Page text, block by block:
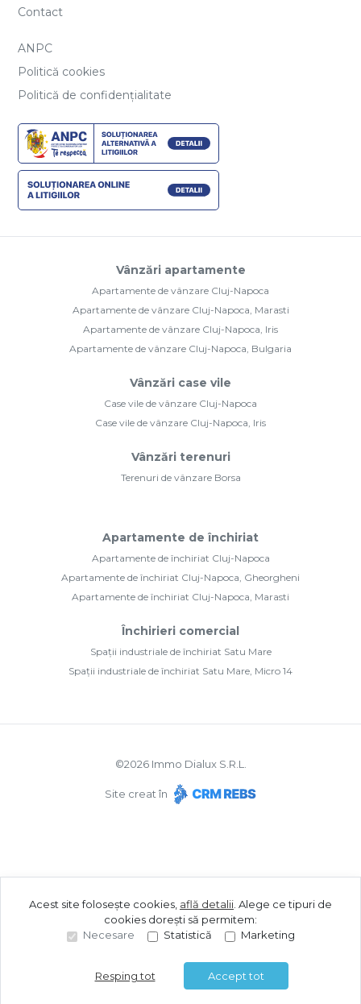
Contact
ANPC
Politică cookies
Politică de confidențialitate
Vânzări apartamente
Apartamente de vânzare Cluj-Napoca
Apartamente de vânzare Cluj-Napoca, Marasti
Apartamente de vânzare Cluj-Napoca, Iris
Apartamente de vânzare Cluj-Napoca, Bulgaria
Vânzări case vile
Case vile de vânzare Cluj-Napoca
Case vile de vânzare Cluj-Napoca, Iris
Vânzări terenuri
Terenuri de vânzare Borsa
Apartamente de închiriat
Apartamente de închiriat Cluj-Napoca
Apartamente de închiriat Cluj-Napoca, Gheorgheni
Apartamente de închiriat Cluj-Napoca, Marasti
Închirieri comercial
Spații industriale de închiriat Satu Mare
Spații industriale de închiriat Satu Mare, Micro 14
©2026Immo Dialux S.R.L.
Site creat în
Acest site folosește cookies, află detalii Alege ce tipuri de
cookies dorești să permitem:
Necesare
Statistică Marketing
Resping tot Accept tot